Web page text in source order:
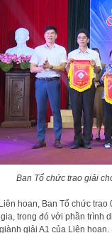
Ban Tổ chức trao giải
hoan, Ban Tổ chức
trong đó với phần trình
giải A1 của Liên hoan.